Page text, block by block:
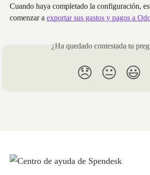
Cuando haya completado la configuración,
comenzar a exportar sus gastos y pagos a
¿Ha quedado contestada tu
😞 😐 😃